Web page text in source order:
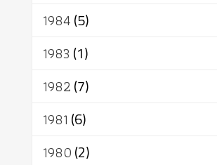
1984(5)
1983 (1)
1982(7)
1981 (6)
1980(2)